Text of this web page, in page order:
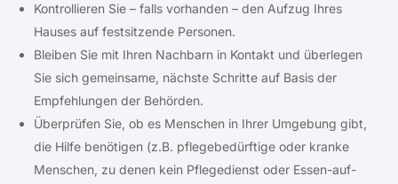
Kontrollieren Sie – falls vorhanden – den Aufzug Ihres
Hauses auf festsitzende Personen.
Bleiben Sie mit Ihren Nachbarn in Kontakt und überlegen
Sie sich gemeinsame, nächste Schritte auf Basis der
Empfehlungen der Behörden.
Überprüfen Sie, ob es Menschen in Ihrer Umgebung gibt,
die Hilfe benötigen (z.B. pflegebedürftige oder kranke
Menschen, zu denen kein Pflegedienst oder Essen-auf-